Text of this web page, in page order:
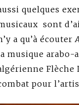
quelques
sont
a qu’à écouter
musique arabo-
Flèche
pour